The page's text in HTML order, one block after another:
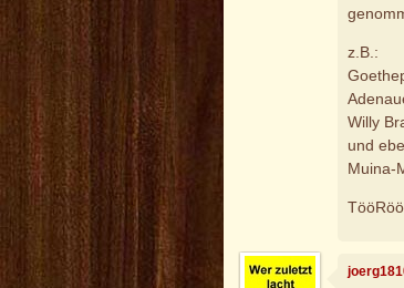
z.B.:
Willy
und
Muina-